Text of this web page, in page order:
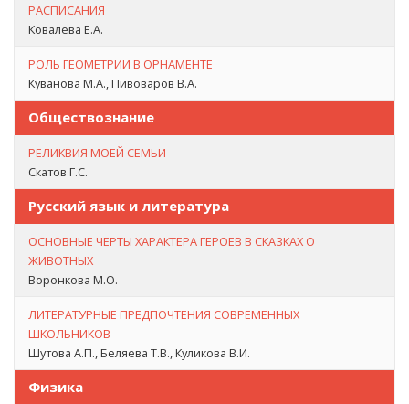
РАСПИСАНИЯ
Ковалева Е.А.
РОЛЬ ГЕОМЕТРИИ В ОРНАМЕНТЕ
Куванова М.А., Пивоваров В.А.
Обществознание
РЕЛИКВИЯ МОЕЙ СЕМЬИ
Скатов Г.С.
Русский язык и литература
ОСНОВНЫЕ ЧЕРТЫ ХАРАКТЕРА ГЕРОЕВ В СКАЗКАХ О
ЖИВОТНЫХ
Воронкова М.О.
ЛИТЕРАТУРНЫЕ ПРЕДПОЧТЕНИЯ СОВРЕМЕННЫХ
ШКОЛЬНИКОВ
Шутова А.П., Беляева Т.В., Куликова В.И.
Физика